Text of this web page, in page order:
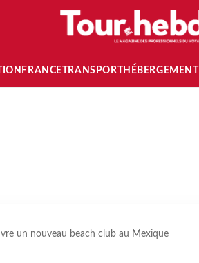
FRANCETRANSPORT HÉBERGEMENT
un nouveau beach club au Mexique